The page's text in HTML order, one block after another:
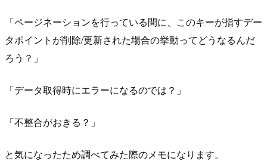
「ページネーションを行っている間に、このキーが指すデー
タポイントが削除/更新された場合の挙動ってどうなるんだ
ろう？」
「データ取得時にエラーになるのでは？」
「不整合がおきる？」
と気になったため調べてみた際のメモになります。